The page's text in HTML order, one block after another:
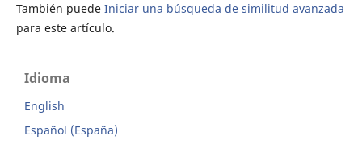
También puede Iniciar una búsqueda de similitud avanzada
para este artículo.
Idioma
English
Español (España)